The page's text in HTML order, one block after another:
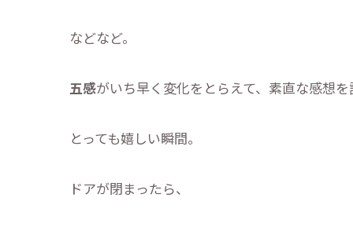
などなど。
五感がいち早く変化をとらえて、素直な感想を
とっても嬉しい瞬間。
ドアが閉まったら、